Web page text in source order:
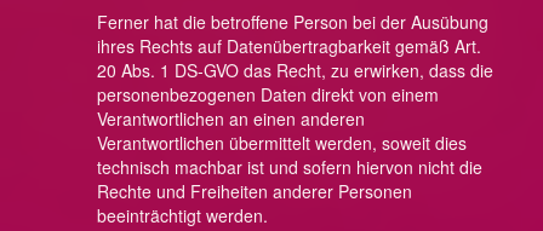
Ferner hat die betroffene Person bei der Ausübung
ihres Rechts auf Datenübertragbarkeit gemäß Art.
20 Abs. 1 DS-GVO das Recht, zu erwirken, dass die
personenbezogenen Daten direkt von einem
Verantwortlichen an einen anderen
Verantwortlichen übermittelt werden, soweit dies
technisch machbar ist und sofern hiervon nicht die
Rechte und Freiheiten anderer Personen
beeinträchtigt werden.